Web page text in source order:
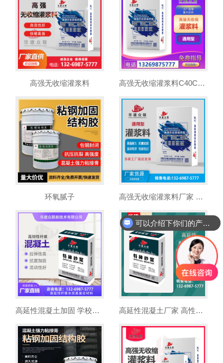
高强无收缩灌浆料 高强无收缩灌浆料C40C60C80C100基础二次加固注浆
环氧腻子 高强无收缩灌浆料厂家 C60加固型灌浆
高延性混凝土加固 学校校舍危旧房改造 高延性混凝土厂家 高性能强度高韧性强 抗震加固材料
可以介绍下你们的产品么